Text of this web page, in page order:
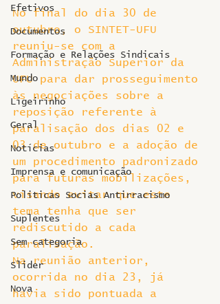
Efetivos
Documentos
Formação e Relações Sindicais
Mundo
Ligeirinho
Geral
Notícias
Imprensa e comunicação
Politicas Socias Antirracismo
Suplentes
Sem categoria
Slider
Nova
No final do dia 30 de
outubro, o SINTET-UFU
reuniu-se com a
Administração Superior da
UFU para dar prosseguimento
às negociações sobre a
reposição referente à
paralisação dos dias 02 e
03 de outubro e a adoção de
um procedimento padronizado
para futuras mobilizações,
visando evitar que este
tema tenha que ser
rediscutido a cada
paralisação.
Na reunião anterior,
ocorrida no dia 23, já
havia sido pontuada a